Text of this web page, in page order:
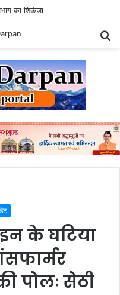
का शिकंजा
के घटिया
पोलः सेठी